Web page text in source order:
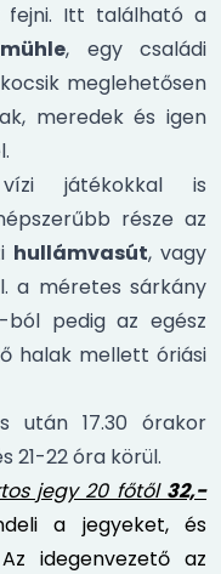
Itt található a
, egy családi
meglehetősen
meredek és igen
játékokkal is
része az
hullámvasút, vagy
a méretes sárkány
-ból pedig az egész
halak mellett óriási
után 17.30 órakor
21-22 óra körül.
jegy 20 főtől 32,-
a jegyeket, és
idegenvezető az